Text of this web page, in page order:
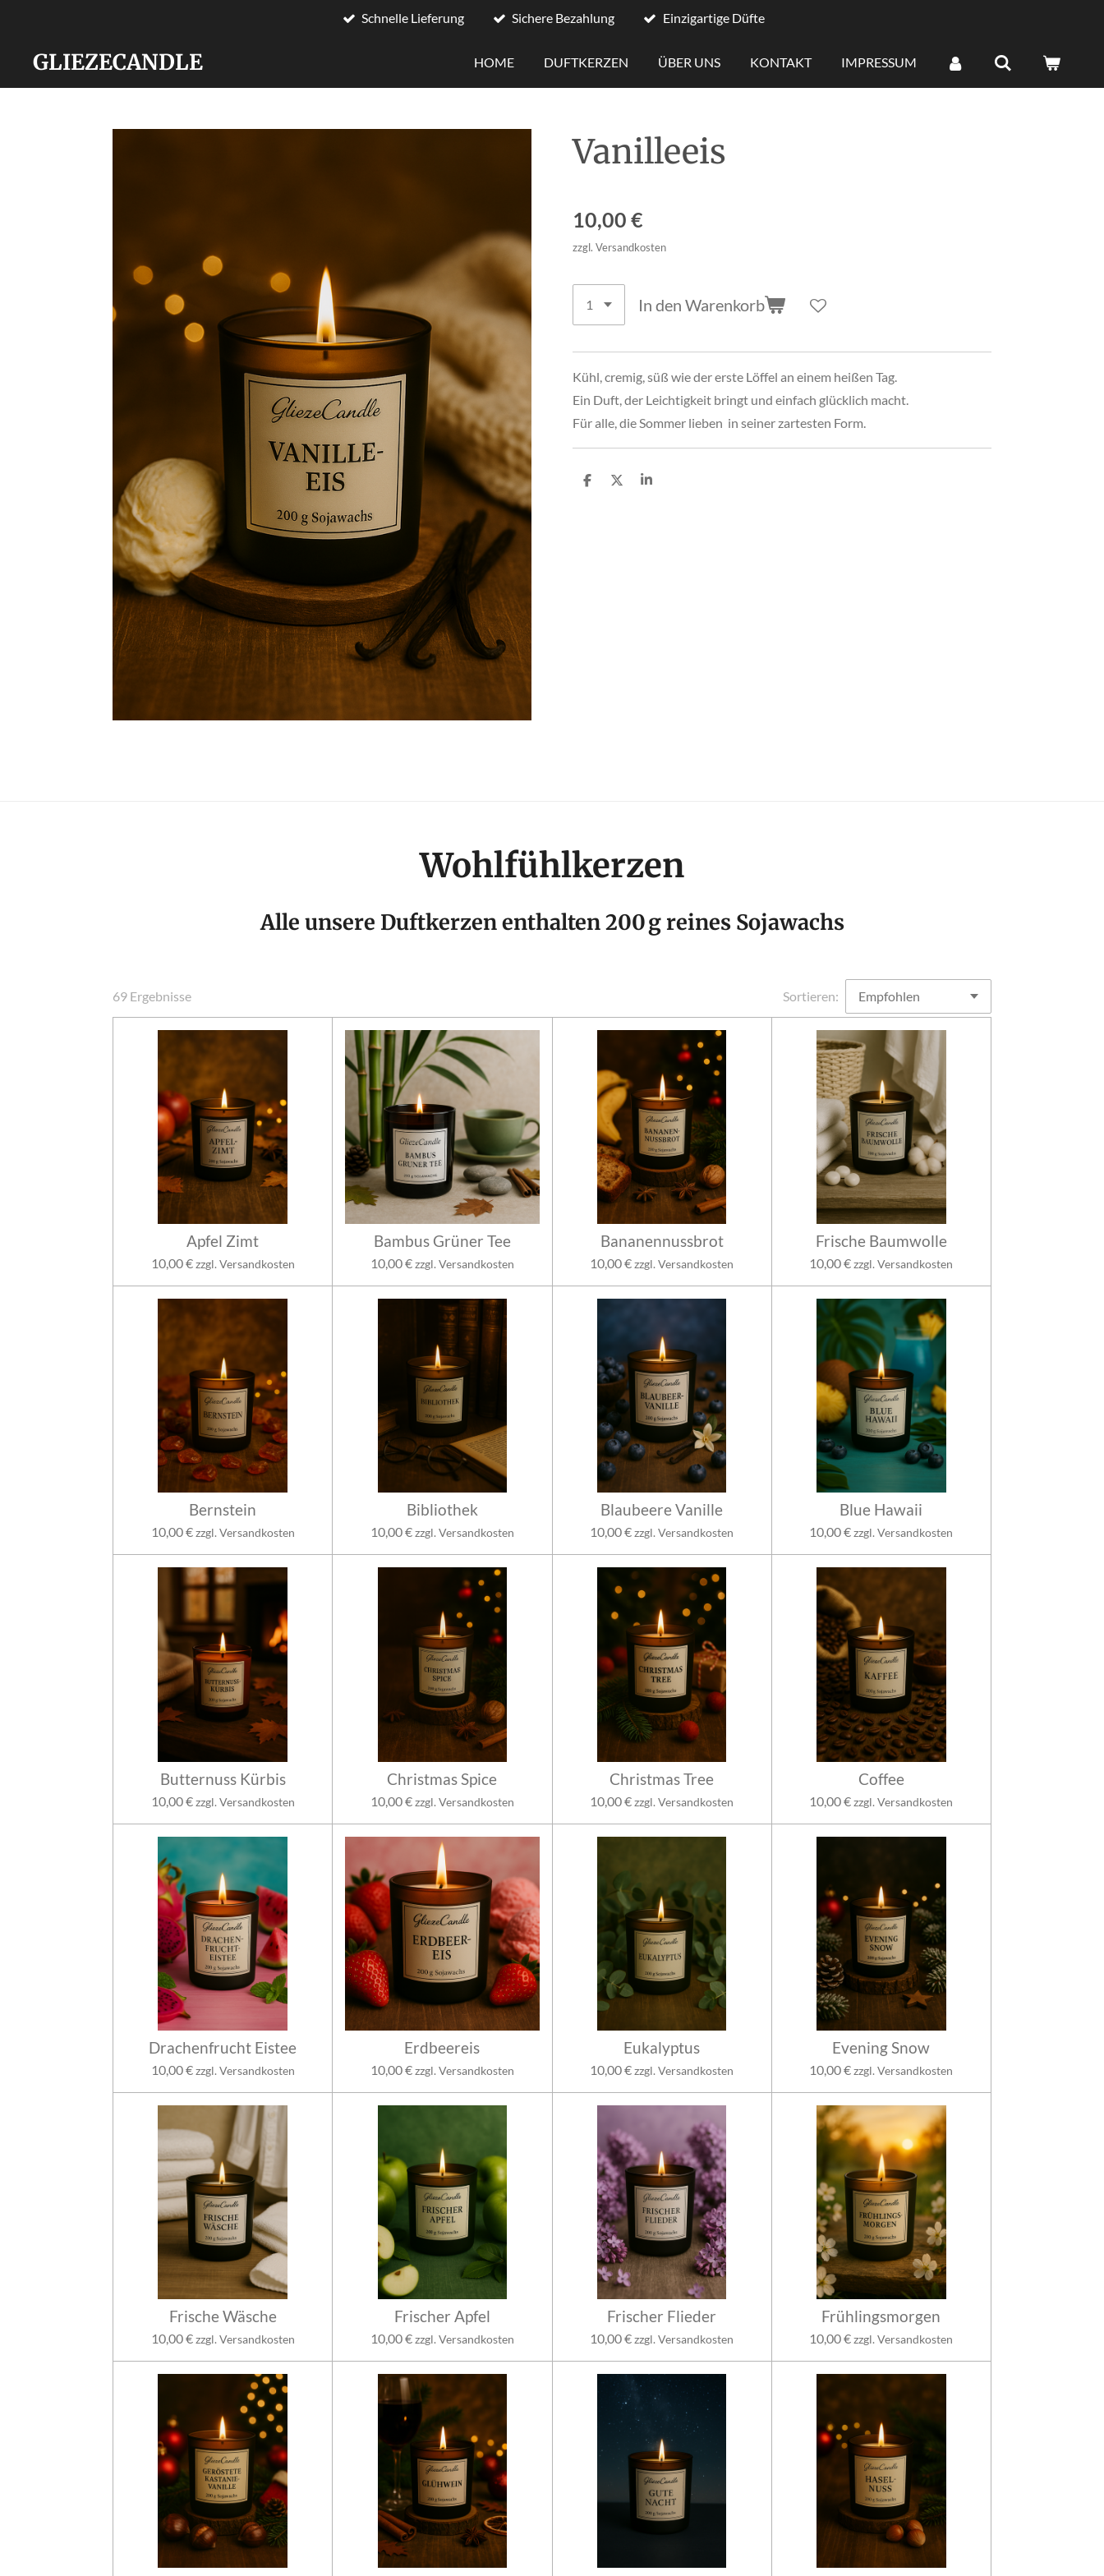
springen
Schnelle Lieferung Sichere Bezahlung Einzigartige Düfte
GLIEZECANDLE HOME DUFTKERZEN ÜBER UNS KONTAKT IMPRESSUM
Vanilleeis
10,00 €
zzgl. Versandkosten
In den Warenkorb
Kühl, cremig, süß wie der erste Löffel an einem heißen Tag.
Ein Duft, der Leichtigkeit bringt und einfach glücklich macht.
Für alle, die Sommer lieben in seiner zartesten Form.
T
T
T
Wohlfühlkerzen
Alle unsere Duftkerzen enthalten 200 g reines Sojawachs
69 Ergebnisse Sortieren:
Apfel Zimt
10,00 €zzgl. Versandkosten
Bambus Grüner Tee
10,00 €zzgl. Versandkosten
Bananennussbrot
10,00 €zzgl. Versandkosten
Frische Baumwolle
10,00 €zzgl. Versandkosten
Bernstein
10,00 €zzgl. Versandkosten
Bibliothek
10,00 €zzgl. Versandkosten
Blaubeere Vanille
10,00 €zzgl. Versandkosten
Blue Hawaii
10,00 €zzgl. Versandkosten
Butternuss Kürbis
10,00 €zzgl. Versandkosten
Christmas Spice
10,00 €zzgl. Versandkosten
Christmas Tree
10,00 €zzgl. Versandkosten
Coffee
10,00 €zzgl. Versandkosten
Drachenfrucht Eistee
10,00 €zzgl. Versandkosten
Erdbeereis
10,00 €zzgl. Versandkosten
Eukalyptus
10,00 €zzgl. Versandkosten
Evening Snow
10,00 €zzgl. Versandkosten
Frische Wäsche
10,00 €zzgl. Versandkosten
Frischer Apfel
10,00 €zzgl. Versandkosten
Frischer Flieder
10,00 €zzgl. Versandkosten
Frühlingsmorgen
10,00 €zzgl. Versandkosten